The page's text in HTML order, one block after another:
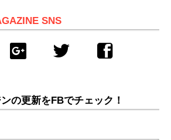
SNS
の更新をFBでチェック！